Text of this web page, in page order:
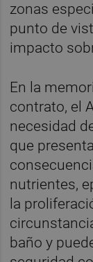
zonas
punto de
impacto
En la
contrato, el
necesidad
que
nutrientes,
la
baño y